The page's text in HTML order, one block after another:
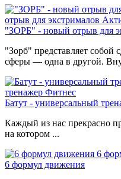
отрыв для экстрималов
"ЗОРБ" - новый отрыв для
"Зорб" представляет
сферы — одна в другой.
тренажер Фитнес
Батут - универсальный
Каждый из нас прекрасно
на котором ...
6
6 формул движения